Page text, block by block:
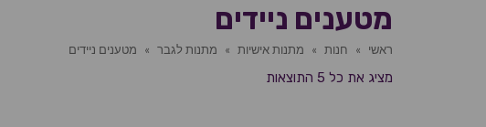
מטענים ניידים
ראשי » חנות » מתנות אישיות » מתנות לגבר » מטענים ניידים
מציג את כל 5 התוצאות